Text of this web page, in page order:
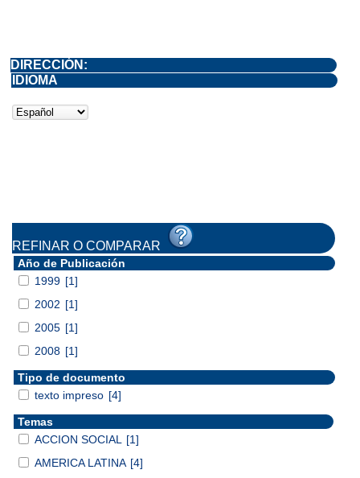
DIRECCIÓN:
IDIOMA
REFINAR O COMPARAR
Año de Publicación
1999 [1]
2002 [1]
2005 [1]
2008 [1]
Tipo de documento
texto impreso [4]
Temas
ACCION SOCIAL
[1]
AMERICA LATINA [4]